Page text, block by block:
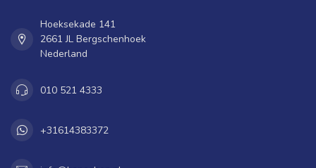
Hoeksekade 141
2661 JL Bergschenhoek
Nederland
010 521 4333
+31614383372